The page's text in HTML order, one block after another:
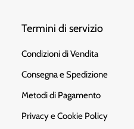
Termini di servizio
Condizioni di Vendita
Consegna e Spedizione
Metodi di Pagamento
Privacy e Cookie Policy